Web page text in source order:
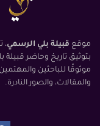
موقع قبيلة بلي الرسمي،
بتوثيق تاريخ وحاضر
موثوقًا للباحثين
والمقالات، والصور النادرة.